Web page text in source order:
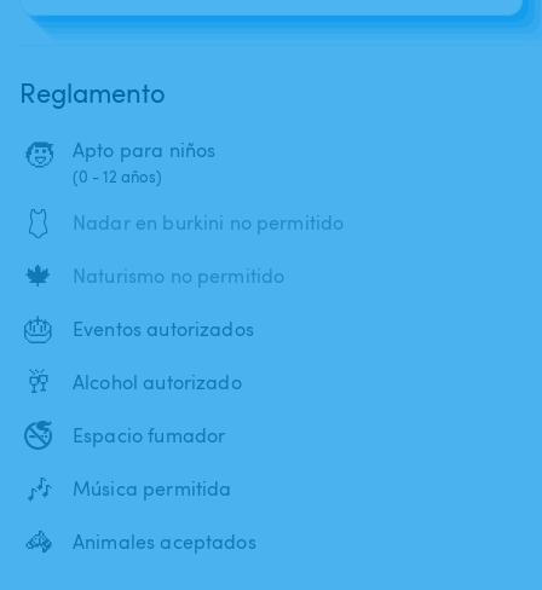
Reglamento
🧒 Apto para niños
(0 - 12 años)
🩱 Nadar en burkini no permitido
🍁 Naturismo no permitido
🎂 Eventos autorizados
🥂 Alcohol autorizado
🚭 Espacio fumador
🎶 Música permitida
🦓 Animales aceptados